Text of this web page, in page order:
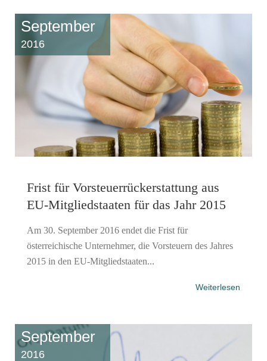
September
2016
Frist für Vorsteuerrückerstattung aus
EU-Mitgliedstaaten für das Jahr 2015
Am 30. September 2016 endet die Frist für
österreichische Unternehmer, die Vorsteuern des Jahres
2015 in den EU-Mitgliedstaaten...
Weiterlesen
September
2016